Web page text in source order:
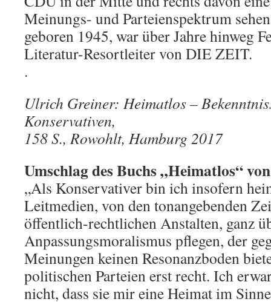
Meinungs- und Parteienspektrum
geboren 1945, war über Jahre hinweg
Literatur-Resortleiter von DIE ZEIT.
.
Ulrich Greiner: Heimatlos –
Konservativen,
158 S., Rowohlt, Hamburg 2017
Umschlag des Buchs „Heimatlos“
„Als Konservativer bin ich insofern
Leitmedien, von den tonangebenden
öffentlich-rechtlichen Anstalten, ganz
Anpassungsmoralismus pflegen, der
Meinungen keinen Resonanzboden
politischen Parteien erst recht. Ich
nicht, dass sie mir eine Heimat im